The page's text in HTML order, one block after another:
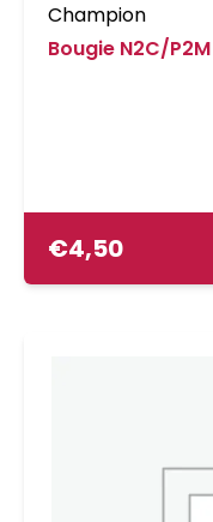
Champion
Bougie N2C/P2M
€4,50